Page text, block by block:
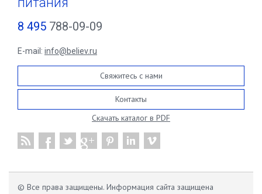
8 495 788-09-09
E-mail: info@believ.ru
Свяжитесь с нами
Контакты
Скачать каталог в PDF
© Все права защищены. Информация сайта защищена